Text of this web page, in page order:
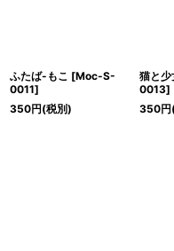
ふたば-もこ [Moc-S-
0011]
350円(税別)
猫と
0013]
350円